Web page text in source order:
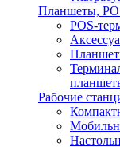
Планшеты,
POS-
Рабочие